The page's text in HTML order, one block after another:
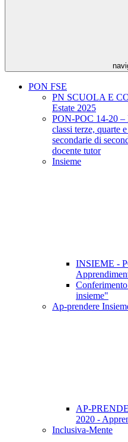
PON FSE
PN SCUOLA E
Estate 2025
PON-POC 14-20 –
classi terze, quarte
secondarie di
docente tutor
Insieme
INSIEME -
insieme"
Ap-prendere
AP-
2020 -
Inclusiva-Mente